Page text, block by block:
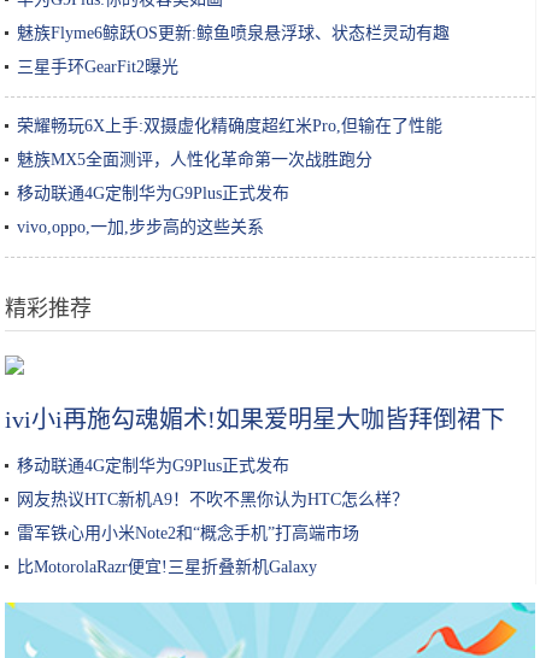
魅族Flyme6鲸跃OS更新:鲸鱼喷泉悬浮球、状态栏灵动有趣
三星手环GearFit2曝光
荣耀畅玩6X上手:双摄虚化精确度超红米Pro,但输在了性能
魅族MX5全面测评，人性化革命第一次战胜跑分
移动联通4G定制华为G9Plus正式发布
vivo,oppo,一加,步步高的这些关系
精彩推荐
ivi小i再施勾魂媚术!如果爱明星大咖皆拜倒裙下
移动联通4G定制华为G9Plus正式发布
网友热议HTC新机A9！不吹不黑你认为HTC怎么样？
雷军铁心用小米Note2和“概念手机”打高端市场
比MotorolaRazr便宜!三星折叠新机Galaxy